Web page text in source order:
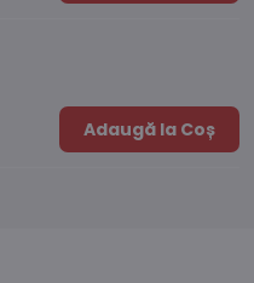
Adaugă la Coș